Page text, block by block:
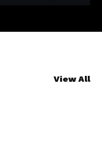
View All